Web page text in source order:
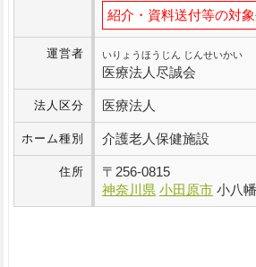
紹介・資料送付等の対
運営者 いりょうほうじん じんせいかい
医療法人尽誠会
法人区分 医療法人
ホーム種別 介護老人保健施設
住所 〒 256-0815
神奈川県 小田原市 小八